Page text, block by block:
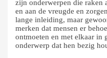
zijn onderwerpen die raken
en aan de vreugde en
lange inleiding, maar
merken dat mensen er
ontmoeten en met elkaar in
onderwerp dat hen bezig